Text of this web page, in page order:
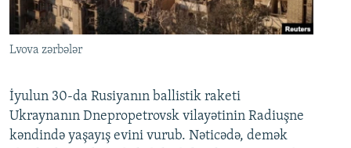
Lvova zərbələr
İyulun 30-da Rusiyanın ballistik raketi
Ukraynanın Dnepropetrovsk vilayətinin Radiuşne
kəndində yaşayış evini vurub. Nəticədə, demək